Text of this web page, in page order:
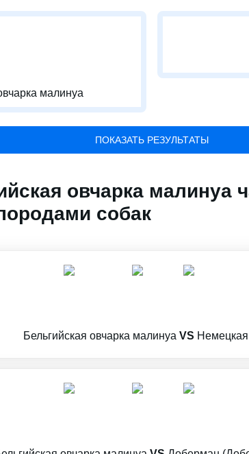
малинуа
ПОКАЗАТЬ РЕЗУЛЬТАТЫ
овчарка малинуа
собак
Бельгийская овчарка малинуа VS Немецкая